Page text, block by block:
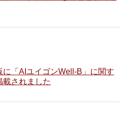
に「AIユイゴンWell-B」に関す
載されました